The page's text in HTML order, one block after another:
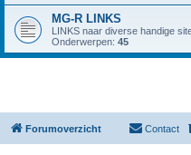
MG-R LINKS
LINKS naar diverse handige
Onderwerpen: 45
Forumoverzicht Contact